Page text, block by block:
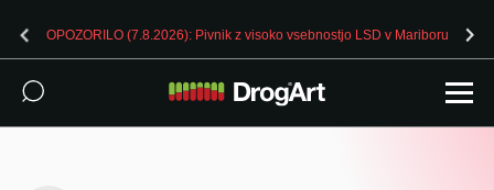
OPOZORILO (7.8.2026): Pivnik z visoko vsebnostjo LSD v Mariboru